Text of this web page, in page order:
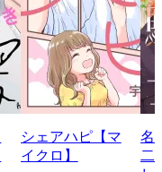
シェアハピ【マ
イクロ】
名
二